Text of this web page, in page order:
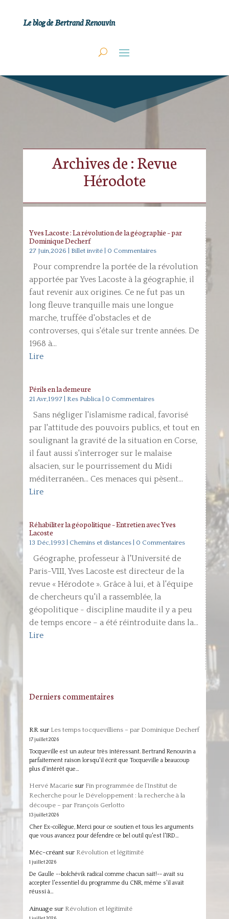
Le blog de Bertrand Renouvin
Archives de : Revue
Hérodote
Yves Lacoste : La révolution de la géographie – par
Dominique Decherf
27 Juin,2026 Billet invité| 0 Commentaires
Pour comprendre la portée de la révolution
apportée par Yves Lacoste à la géographie, il
faut revenir aux origines. Ce ne fut pas un
long fleuve tranquille mais une longue
marche, truffée d'obstacles et de
controverses, qui s'étale sur trente années. De
1968 à...
Lire
Périls en la demeure
21 Avr,1997| Res Publica| 0 Commentaires
Sans négliger l'islamisme radical, favorisé
par l'attitude des pouvoirs publics, et tout en
soulignant la gravité de la situation en Corse,
il faut aussi s'interroger sur le malaise
alsacien, sur le pourrissement du Midi
méditerranéen… Ces menaces qui pèsent...
Lire
Réhabiliter la géopolitique – Entretien avec Yves
Lacoste
13 Déc,1993 Chemins et distances| 0 Commentaires
Géographe, professeur à l'Université de
Paris-VIII, Yves Lacoste est directeur de la
revue « Hérodote ». Grâce à lui, et à l'équipe
de chercheurs qu'il a rassemblée, la
géopolitique - discipline maudite il y a peu
de temps encore – a été réintroduite dans la...
Lire
Derniers commentaires
RRsur Les temps tocquevilliens – par Dominique Decherf
17 juillet 2026
Tocqueville est un auteur très intéressant. Bertrand Renouvin a
parfaitement raison lorsqu'il écrit que Tocqueville a beaucoup
plus d'intérêt que…
Hervé Macariesur Fin programmée de l’Institut de
Recherche pour le Développement : la recherche à la
découpe – par François Gerlotto
13 juillet 2026
Cher Ex-collègue, Merci pour ce soutien et tous les arguments
que vous avancez pour défendre ce bel outil qu'est l'IRD…
Méc-créantsur Révolution et légitimité
1 juillet 2026
De Gaulle --bolchévik radical comme chacun sait!-- avait su
accepter l'essentiel du programme du CNR, même s'il avait
réussi à…
Ainuagesur Révolution et légitimité